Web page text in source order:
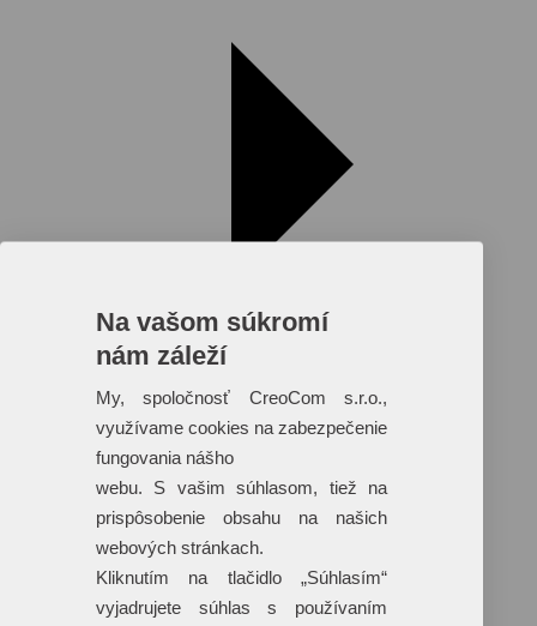
Reklamné predmety s plnofarebnou
potlačou
Dáždniky
Tašky
Hračky
+ 17 ďalších
Na vašom súkromí
nám záleží
My, spoločnosť CreoCom s.r.o.,
využívame cookies na zabezpečenie
fungovania nášho
webu. S vašim súhlasom, tiež na
prispôsobenie obsahu na našich
webových stránkach.
Kliknutím na tlačidlo „Súhlasím“
vyjadrujete súhlas s používaním